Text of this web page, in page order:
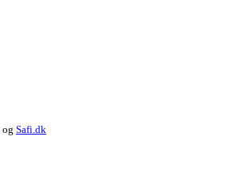
og Safi.dk